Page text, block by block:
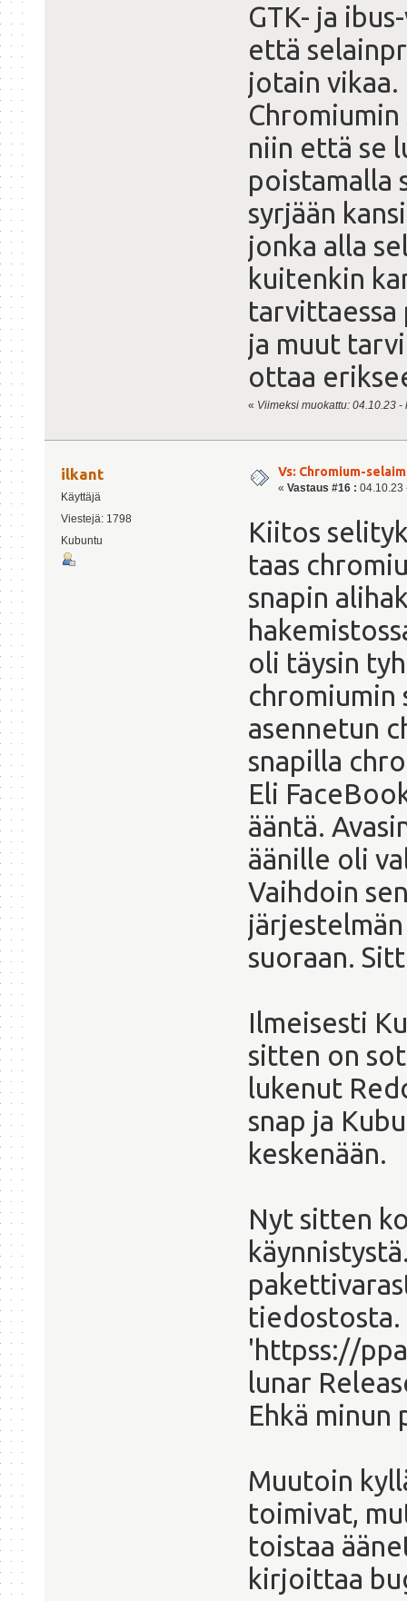
GTK- ja
että
jotain vikaa.
niin että se
poistamalla
syrjään
jonka alla
kuitenkin
ja muut
ottaa
« Viimeksi muokattu: 04.10.23
ilkant
Käyttäjä
Viestejä: 1798
Kubuntu
Vs: Chromium-
« Vastaus #16 : 04.10.23
Kiitos
taas
snapin
oli täysin
asennetun
snapilla
Eli
ääntä.
äänille oli
Vaihdoin
suoraan.
Ilmeisesti
sitten on
lukenut
snap ja
keskenään.
Nyt sitten
'httpss://
lunar
Ehkä minun
Muutoin
toimivat,
toistaa
kirjoittaa